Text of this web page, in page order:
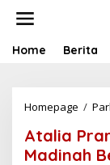
Home Berita
Homepage /
Atalia
Madinah